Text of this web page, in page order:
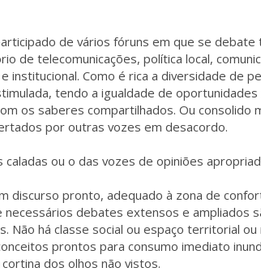
de vários fóruns em que se debate
de telecomunicações, política local,
institucional. Como é rica a diversidade de
tendo a igualdade de
os saberes compartilhados. Ou consolido
por outras vozes em desacordo.
caladas ou o das vozes de opiniões
discurso pronto, adequado à zona de
necessários debates extensos e ampliados
Não há classe social ou espaço territorial
prontos para consumo imediato
dos olhos não vistos.